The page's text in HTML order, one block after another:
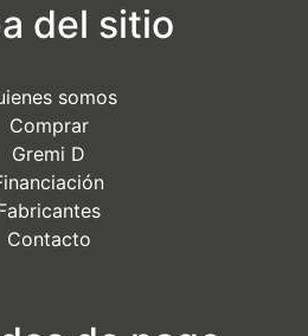
del sitio
somos
Comprar
Gremi D
Contacto